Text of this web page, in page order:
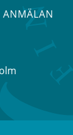
ANMÄLAN